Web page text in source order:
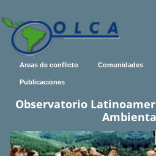
Areas de conflicto Comunidades
Publicaciones
Observatorio